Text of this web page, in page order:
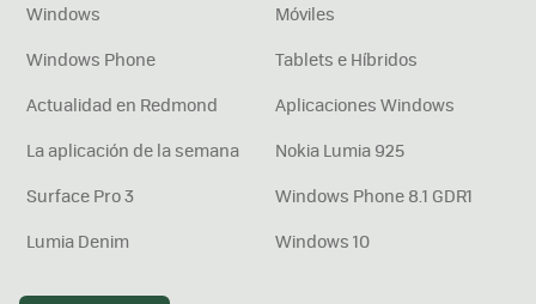
Windows
Móviles
Windows Phone
Tablets e Híbridos
Actualidad en Redmond
Aplicaciones Windows
La aplicación de la semana
Nokia Lumia 925
Surface Pro 3
Windows Phone 8.1 GDR1
Lumia Denim
Windows 10